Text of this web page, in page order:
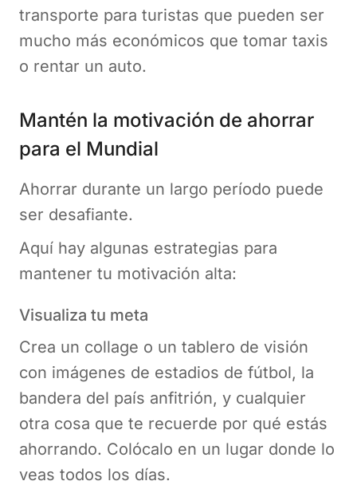
transporte para turistas que pueden ser
mucho más económicos que tomar taxis
o rentar un auto.
Mantén la motivación de ahorrar
para el Mundial
Ahorrar durante un largo período puede
ser desafiante.
Aquí hay algunas estrategias para
mantener tu motivación alta:
Visualiza tu meta
Crea un collage o un tablero de visión
con imágenes de estadios de fútbol, la
bandera del país anfitrión, y cualquier
otra cosa que te recuerde por qué estás
ahorrando. Colócalo en un lugar donde lo
veas todos los días.